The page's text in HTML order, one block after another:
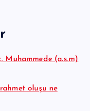
Muhammede (a.s.m)
oluşu ne